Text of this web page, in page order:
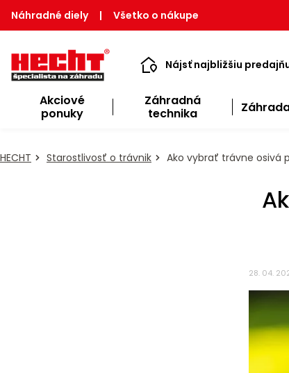
Náhradné diely | Všetko o nákupe
Nájsť najbližšiu
Akciové
ponuky
Záhradná
technika
HECHT Starostlivosť o trávnik Ako vybrať trávne osivá
28. 04.